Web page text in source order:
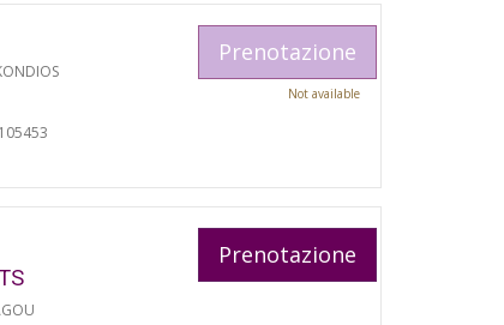
Prenotazione
Not available
Prenotazione